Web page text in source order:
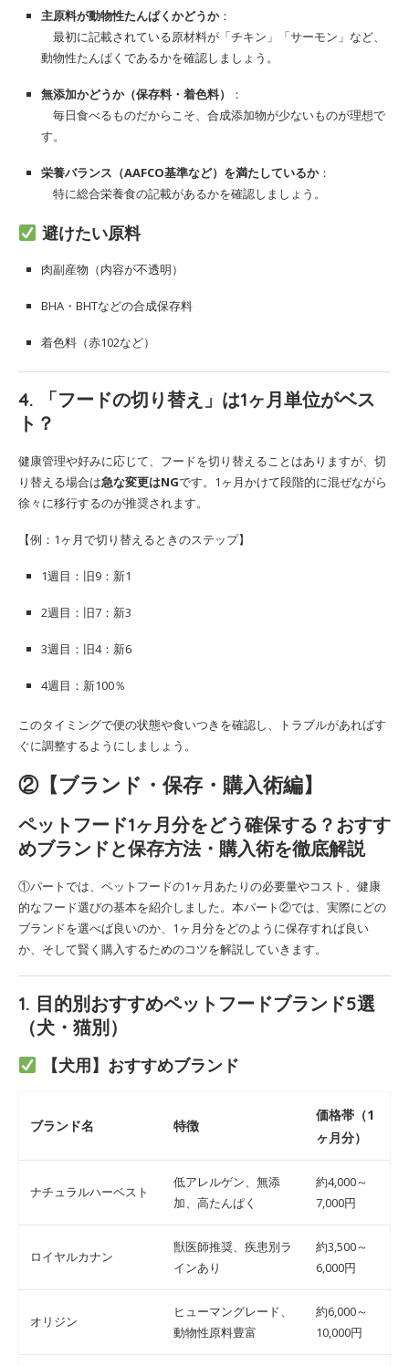
主原料が動物性たんぱくかどうか：
最初に記載されている原材料が「チキン」「サーモン」など、
動物性たんぱくであるかを確認しましょう。
無添加かどうか（保存料・着色料）
：
毎日食べるものだからこそ、合成添加物が少ないものが理想で
す。
栄養バランス（AAFCO基準など）を満たしているか：
特に総合栄養食の記載があるかを確認しましょう。
避けたい原料
肉副産物（内容が不透明）
BHA・BHTなどの合成保存料
着色料（赤102など）
4. 「フードの切り替え」は1ヶ月単位がベス
ト？
健康管理や好みに応じて、フードを切り替えることはありますが、切
り替える場合は急な変更はNGです。1ヶ月かけて段階的に混ぜながら
徐々に移行するのが推奨されます。
【例：1ヶ月で切り替えるときのステップ】
1週目：旧9：新1
2週目：旧7：新3
3週目：旧4：新6
4週目：新100％
このタイミングで便の状態や食いつきを確認し、トラブルがあればす
ぐに調整するようにしましょう。
②【ブランド・保存・購入術編】
ペットフード1ヶ月分をどう確保する？おすす
めブランドと保存方法・購入術を徹底解説
①パートでは、ペットフードの1ヶ月あたりの必要量やコスト、健康
的なフード選びの基本を紹介しました。本パート②では、実際にどの
ブランドを選べば良いのか、1ヶ月分をどのように保存すれば良い
か、そして賢く購入するためのコツを解説していきます。
1. 目的別おすすめペットフードブランド5選
（犬・猫別）
【犬用】おすすめブランド
ブランド名 特徴
価格帯（1
ヶ月分）
ナチュラルハーベスト
低アレルゲン、無添
加、高たんぱく
約4,000～
7,000円
ロイヤルカナン
獣医師推奨、疾患別ラ
インあり
約3,500～
6,000円
オリジン
ヒューマングレード、
動物性原料豊富
約6,000～
10,000円